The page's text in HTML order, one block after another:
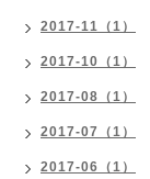
2017-11（1）
2017-10（1）
2017-08（1）
2017-07（1）
2017-06（1）